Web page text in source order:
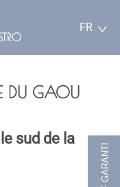
FR
DU GAOU
sud de la